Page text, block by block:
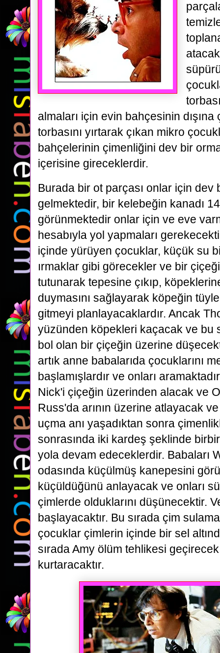
almaları için evin bahçesinin dışına
torbasını yırtarak çıkan mikro
bahçelerinin çimenliğini dev bir
içerisine gireceklerdir.
Burada bir ot parçası onlar için dev
gelmektedir, bir kelebeğin kanadı
görünmektedir onlar için ve eve
hesabıyla yol yapmaları
içinde yürüyen çocuklar, küçük su
ırmaklar gibi görecekler ve bir
tutunarak tepesine çıkıp,
duymasını sağlayarak köpeğin
gitmeyi planlayacaklardır. Ancak
yüzünden köpekleri kaçacak ve bu
bol olan bir çiçeğin üzerine
artık anne babalarıda çocuklarını
başlamışlardır ve onları
Nick'i çiçeğin üzerinden alacak ve
Russ'da arının üzerine atlayacak
uçma anı yaşadıktan sonra
sonrasında iki kardeş şeklinde
yola devam edeceklerdir. Babaları
odasında küçülmüş kanepesini
küçüldüğünü anlayacak ve onları
çimlerde olduklarını düşünecektir.
başlayacaktır. Bu sırada çim
çocuklar çimlerin içinde bir sel
sırada Amy ölüm tehlikesi
kurtaracaktır.